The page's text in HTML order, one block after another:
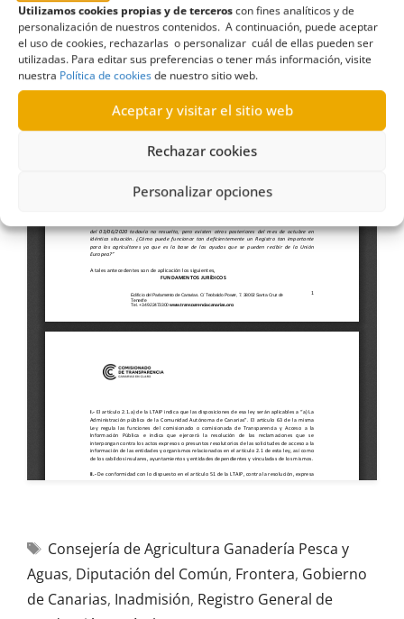
Utilizamos cookies propias y de terceroscon fines analíticos y de
personalización de nuestros contenidos. A continuación, puede aceptar
el uso de cookies, rechazarlas o personalizar cuál de ellas pueden ser
utilizadas. Para editar sus preferencias o tener más información, visite
nuestra Política de cookiesde nuestro sitio web.
Aceptar y visitar el sitio web
Rechazar cookies
Personalizar opciones
Consejería de Agricultura Ganadería Pesca y
Aguas, Diputación del Común, Frontera, Gobierno
de Canarias, Inadmisión, Registro General de